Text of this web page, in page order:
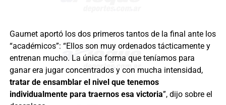
Gaumet aportó los dos primeros tantos de la final ante los
“académicos”: “Ellos son muy ordenados tácticamente y
entrenan mucho. La única forma que teníamos para
ganar era jugar concentrados y con mucha intensidad,
tratar de ensamblar el nivel que tenemos
individualmente para traernos esa victoria”, dijo sobre el